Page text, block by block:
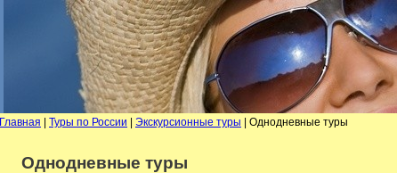
Главная Туры по России Экскурсионные туры | Однодневные туры
Однодневные туры